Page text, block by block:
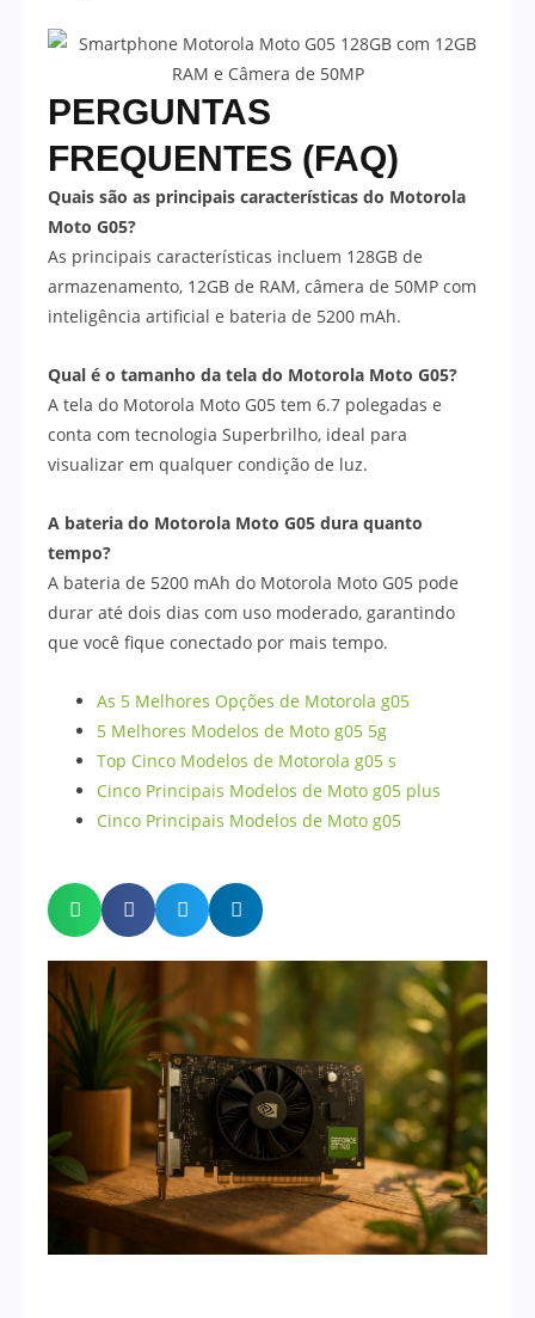
PERGUNTAS
FREQUENTES (FAQ)
Quais são as principais características do Motorola
Moto G05?
As principais características incluem 128GB de
armazenamento, 12GB de RAM, câmera de 50MP com
inteligência artificial e bateria de 5200 mAh.
Qual é o tamanho da tela do Motorola Moto G05?
A tela do Motorola Moto G05 tem 6.7 polegadas e
conta com tecnologia Superbrilho, ideal para
visualizar em qualquer condição de luz.
A bateria do Motorola Moto G05 dura quanto
tempo?
A bateria de 5200 mAh do Motorola Moto G05 pode
durar até dois dias com uso moderado, garantindo
que você fique conectado por mais tempo.
As 5 Melhores Opções de Motorola g05
5 Melhores Modelos de Moto g05 5g
Top Cinco Modelos de Motorola g05 s
Cinco Principais Modelos de Moto g05 plus
Cinco Principais Modelos de Moto g05